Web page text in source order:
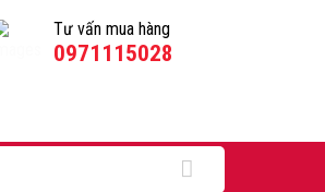
Tư vấn mua hàng
0971115028